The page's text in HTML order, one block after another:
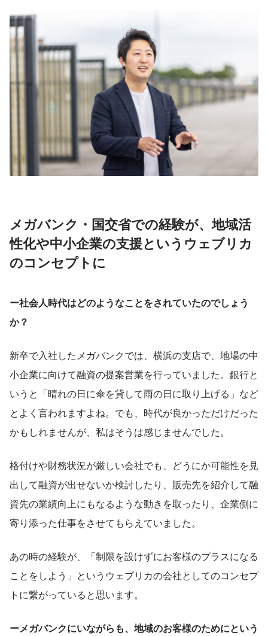
メガバンク・国交省での経験が、地域活
性化や中小企業の支援というウェブリカ
のコンセプトに
ー社会人時代はどのようなことをされていたのでしょう
か？
新卒で入社したメガバンクでは、横浜の支店で、地場の中
小企業に向けて融資の提案営業を行っていました。銀行と
いうと「晴れの日に傘を貸して雨の日に取り上げる」など
とよく言われますよね。でも、時代が良かっただけだった
かもしれませんが、私はそうは感じませんでした。
格付けや財務状況が厳しい会社でも、どうにか可能性を見
出して融資が出せないか検討したり、販売先を紹介して融
資先の業績向上にもなるような動きを取ったり、企業側に
寄り添った仕事をさせてもらえていました。
あの時の経験が、「制限を設けずにお客様のプラスになる
ことをしよう」というウェブリカの会社としてのコンセプ
トに繋がっていると思います。
ーメガバンクにいながらも、地域のお客様のためにという